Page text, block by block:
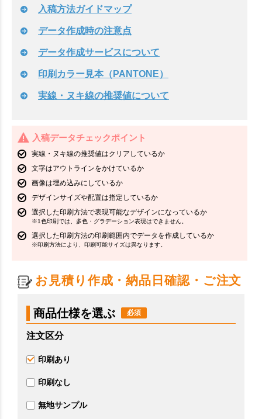
入稿方法ガイドマップ
データ作成時の注意点
データ作成サービスについて
印刷カラー見本（PANTONE）
実線・ヌキ線の推奨値について
入稿データチェックポイント
実線・ヌキ線の推奨値はクリアしているか
文字はアウトラインをかけているか
画像は埋め込みにしているか
デザインサイズや配置は指定しているか
選択した印刷方法で表現可能なデザインになっているか
※1色印刷では、多色・グラデーション表現はできません。
選択した印刷方法の印刷範囲内でデータを作成しているか
※印刷方法により、印刷可能サイズは異なります。
お見積り作成・納品日確認・ご注文
商品仕様を選ぶ
注文区分
印刷あり
印刷なし
無地サンプル